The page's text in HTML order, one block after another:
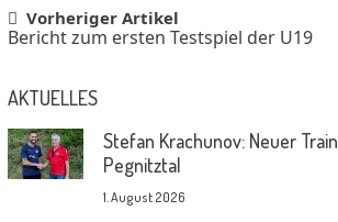
Post
Vorheriger Artikel
Bericht zum ersten Testspiel der U19
AKTUELLES
Stefan Krachunov: Neuer
Pegnitztal
1. August 2026